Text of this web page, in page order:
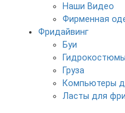
Наши Видео
Фирменная
Фридайвинг
Буи
Груза
Компьютеры
Ласты для